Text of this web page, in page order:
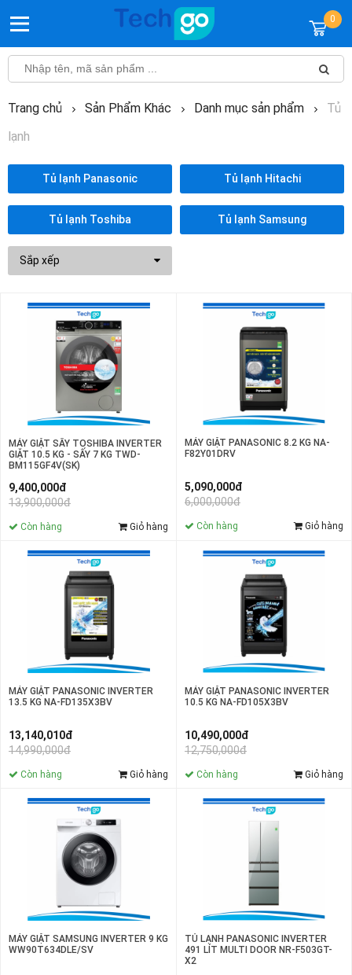
0
Trang chủ Sản Phẩm Khác Danh mục sản phẩm
Tủ
lạnh
Tủ lạnh Panasonic Tủ lạnh Hitachi
Tủ lạnh Toshiba Tủ lạnh Samsung
Sắp xếp
MÁY GIẶT SẤY TOSHIBA INVERTER
GIẶT 10.5 KG - SẤY 7 KG TWD-
BM115GF4V(SK)
9,400,000đ
13,900,000đ
Còn hàng Giỏ hàng
MÁY GIẶT PANASONIC 8.2 KG NA-
F82Y01DRV
5,090,000đ
6,000,000đ
Còn hàng Giỏ hàng
MÁY GIẶT PANASONIC INVERTER
13.5 KG NA-FD135X3BV
13,140,010đ
14,990,000đ
Còn hàng Giỏ hàng
MÁY GIẶT PANASONIC INVERTER
10.5 KG NA-FD105X3BV
10,490,000đ
12,750,000đ
Còn hàng Giỏ hàng
MÁY GIẶT SAMSUNG INVERTER 9 KG
WW90T634DLE/SV
TỦ LẠNH PANASONIC INVERTER
491 LÍT MULTI DOOR NR-F503GT-
X2